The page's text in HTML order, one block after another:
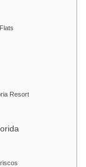
Resort